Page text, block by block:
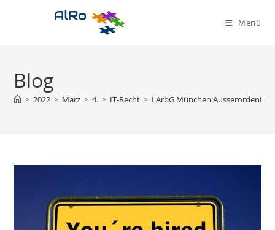
Menü
Blog
> 2022 > März > 4. > IT-Recht > LArbG